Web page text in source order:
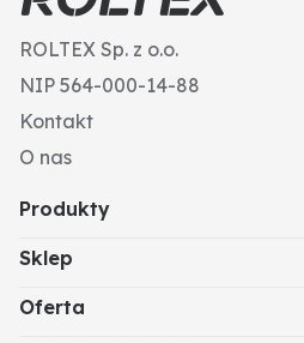
ROLTEX Sp. z o.o.
NIP 564-000-14-88
Kontakt
O nas
Produkty
Sklep
Oferta